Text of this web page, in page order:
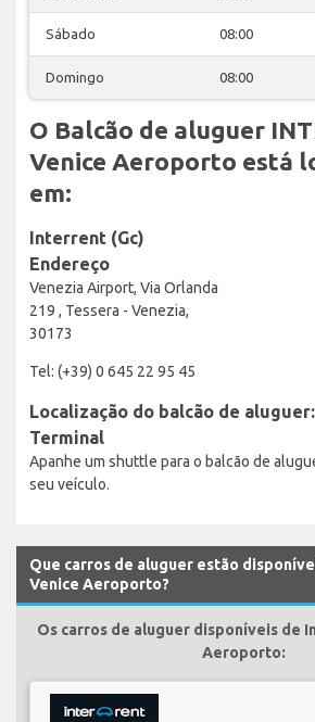
Sábado 08:00
Domingo 08:00
O Balcão de aluguer
Venice Aeroporto está
em:
Interrent (Gc)
Endereço
Venezia Airport, Via Orlanda
219 , Tessera - Venezia,
30173
Tel: (+39) 0 645 22 95 45
Localização do balcão de
Terminal
Apanhe um shuttle para o balcão de
seu veículo.
Que carros de aluguer estão
Venice Aeroporto?
Os carros de aluguer disponíveis de
Aeroporto: